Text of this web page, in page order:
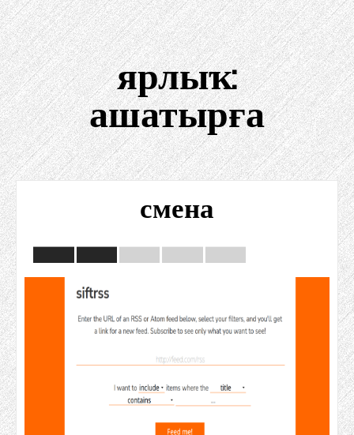
ярлыҡ:
ашатырға
смена